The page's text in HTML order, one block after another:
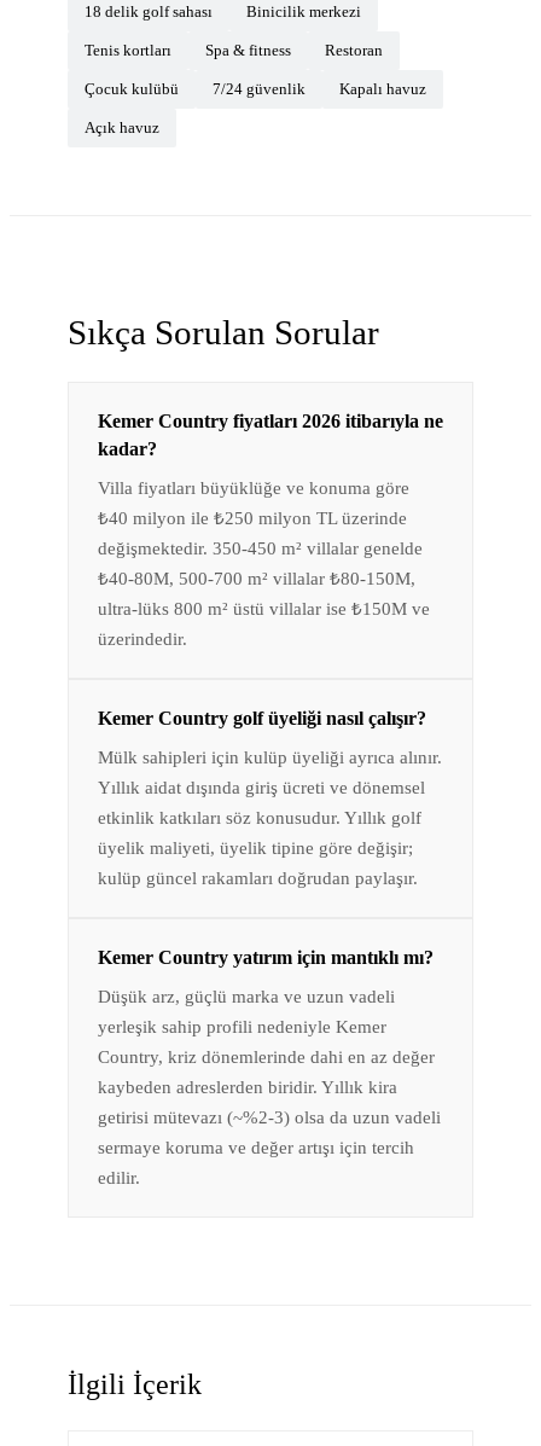
18 delik golf sahası Binicilik merkezi
Tenis kortları Spa & fitness Restoran
Çocuk kulübü 7/24 güvenlik Kapalı havuz
Açık havuz
Sıkça Sorulan Sorular
Kemer Country fiyatları 2026 itibarıyla ne
kadar?
Villa fiyatları büyüklüğe ve konuma göre
₺40 milyon ile ₺250 milyon TL üzerinde
değişmektedir. 350-450 m² villalar genelde
₺40-80M, 500-700 m² villalar ₺80-150M,
ultra-lüks 800 m² üstü villalar ise ₺150M ve
üzerindedir.
Kemer Country golf üyeliği nasıl çalışır?
Mülk sahipleri için kulüp üyeliği ayrıca alınır.
Yıllık aidat dışında giriş ücreti ve dönemsel
etkinlik katkıları söz konusudur. Yıllık golf
üyelik maliyeti, üyelik tipine göre değişir;
kulüp güncel rakamları doğrudan paylaşır.
Kemer Country yatırım için mantıklı mı?
Düşük arz, güçlü marka ve uzun vadeli
yerleşik sahip profili nedeniyle Kemer
Country, kriz dönemlerinde dahi en az değer
kaybeden adreslerden biridir. Yıllık kira
getirisi mütevazı (~%2-3) olsa da uzun vadeli
sermaye koruma ve değer artışı için tercih
edilir.
İlgili İçerik